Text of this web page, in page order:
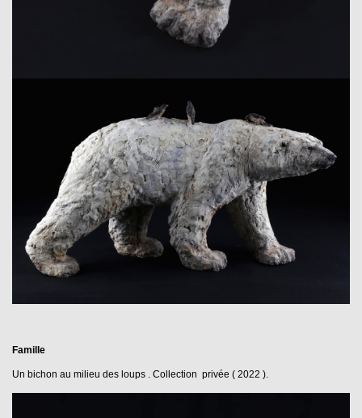
Famille
Un bichon au milieu des loups . Collection privée ( 2022 ).